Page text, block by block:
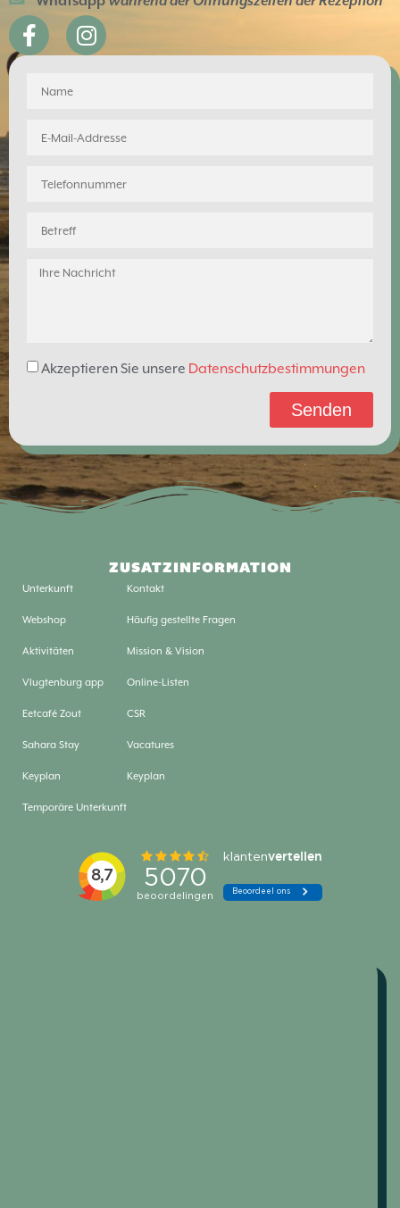
Akzeptieren Sie unsere Datenschutzbestimmungen
Senden
ZUSATZINFORMATION
Unterkunft
Webshop
Aktivitäten
Vlugtenburg app
Eetcafé Zout
Sahara Stay
Keyplan
Temporäre Unterkunft
Kontakt
Häufig gestellte Fragen
Mission & Vision
Online-Listen
CSR
Vacatures
Keyplan